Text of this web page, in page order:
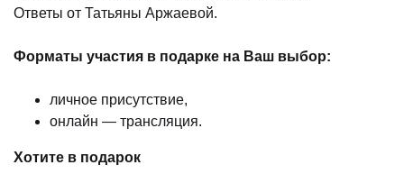
Ответы от Татьяны Аржаевой.
Форматы участия в подарке на Ваш выбор:
личное присутствие,
онлайн — трансляция.
Хотите в подарок